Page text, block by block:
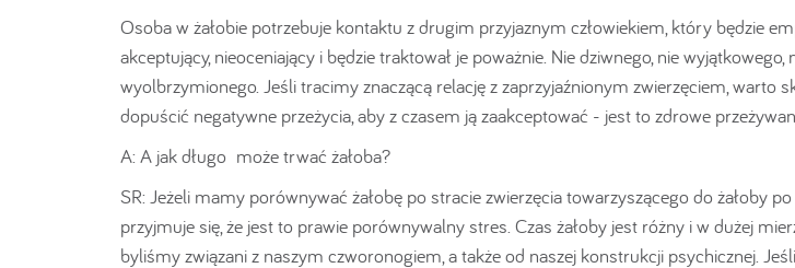
Osoba w żałobie potrzebuje kontaktu z drugim przyjaznym człowiekiem, który będzie
akceptujący, nieoceniający i będzie traktował je poważnie. Nie dziwnego, nie
wyolbrzymionego. Jeśli tracimy znaczącą relację z zaprzyjaźnionym zwierzęciem, warto
dopuścić negatywne przeżycia, aby z czasem ją zaakceptować - jest to zdrowe
A: A jak długo może trwać żałoba?
SR: Jeżeli mamy porównywać żałobę po stracie zwierzęcia towarzyszącego do żałoby
przyjmuje się, że jest to prawie porównywalny stres. Czas żałoby jest różny i w dużej
byliśmy związani z naszym czworonogiem, a także od naszej konstrukcji psychicznej.